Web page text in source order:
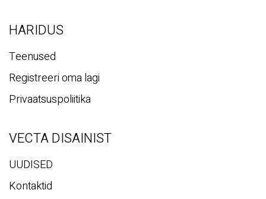
HARIDUS
Teenused
Registreeri oma lagi
Privaatsuspoliitika
VECTA DISAINIST
UUDISED
Kontaktid